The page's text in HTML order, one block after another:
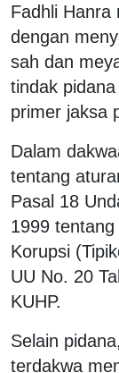
Fadhli Hanra
dengan
sah dan
tindak
primer jaksa
Dalam
tentang
Pasal 18
1999
Korupsi
UU No. 20
KUHP.
Selain
terdakwa